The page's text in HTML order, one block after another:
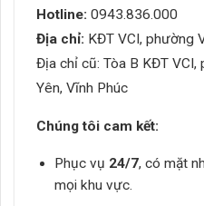
Hotline: 0943.836.000
Địa chỉ: KĐT VCI, phường
Địa chỉ cũ: Tòa B KĐT VCI,
Yên, Vĩnh Phúc
Chúng tôi cam kết:
Phục vụ 24/7, có mặt
mọi khu vực.